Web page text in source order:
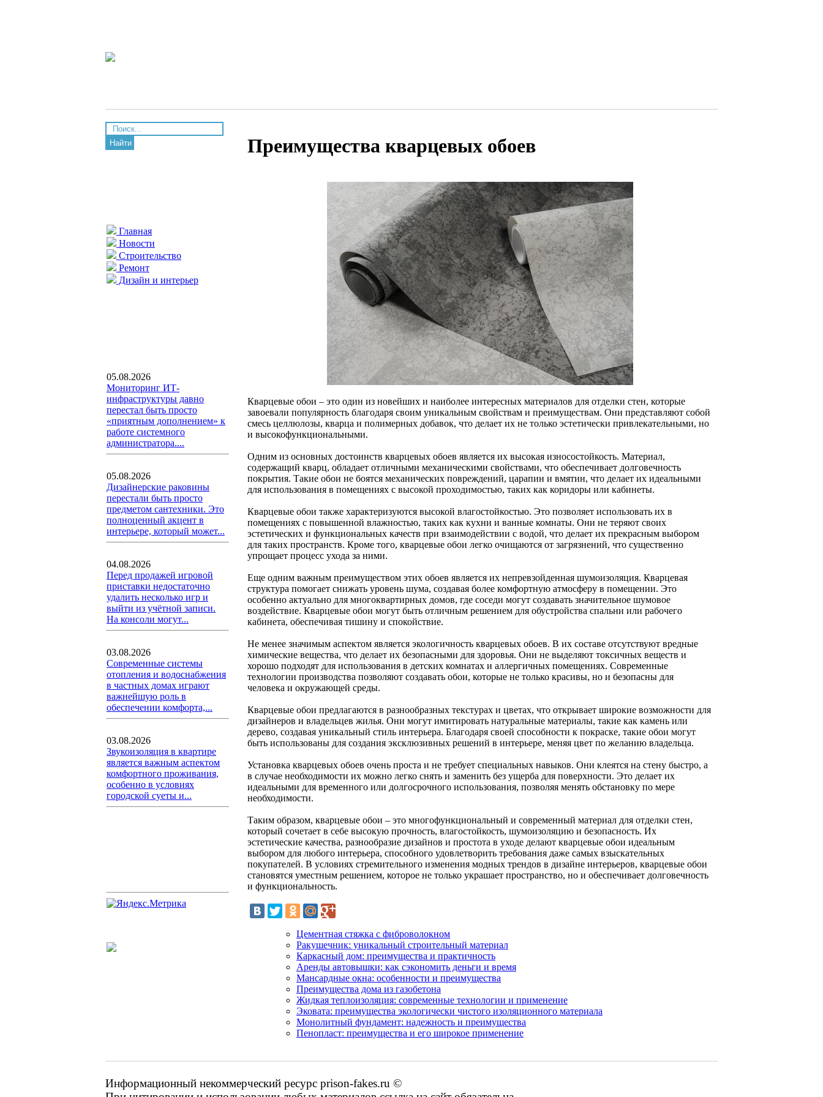
Найти
Главная
Новости
Строительство
Ремонт
Дизайн и интерьер
05.08.2026
Мониторинг ИТ-
инфраструктуры давно
перестал быть просто
«приятным дополнением» к
работе системного
администратора....
05.08.2026
Дизайнерские раковины
перестали быть просто
предметом сантехники. Это
полноценный акцент в
интерьере, который может...
04.08.2026
Перед продажей игровой
приставки недостаточно
удалить несколько игр и
выйти из учётной записи.
На консоли могут...
03.08.2026
Современные системы
отопления и водоснабжения
в частных домах играют
важнейшую роль в
обеспечении комфорта,...
03.08.2026
Звукоизоляция в квартире
является важным аспектом
комфортного проживания,
особенно в условиях
городской суеты и...
Преимущества кварцевых обоев
Кварцевые обои – это один из новейших и наиболее интересных материалов для отделки стен, которые
завоевали популярность благодаря своим уникальным свойствам и преимуществам. Они представляют собой
смесь целлюлозы, кварца и полимерных добавок, что делает их не только эстетически привлекательными, но
и высокофункциональными.
Одним из основных достоинств кварцевых обоев является их высокая износостойкость. Материал,
содержащий кварц, обладает отличными механическими свойствами, что обеспечивает долговечность
покрытия. Такие обои не боятся механических повреждений, царапин и вмятин, что делает их идеальными
для использования в помещениях с высокой проходимостью, таких как коридоры или кабинеты.
Кварцевые обои также характеризуются высокой влагостойкостью. Это позволяет использовать их в
помещениях с повышенной влажностью, таких как кухни и ванные комнаты. Они не теряют своих
эстетических и функциональных качеств при взаимодействии с водой, что делает их прекрасным выбором
для таких пространств. Кроме того, кварцевые обои легко очищаются от загрязнений, что существенно
упрощает процесс ухода за ними.
Еще одним важным преимуществом этих обоев является их непревзойденная шумоизоляция. Кварцевая
структура помогает снижать уровень шума, создавая более комфортную атмосферу в помещении. Это
особенно актуально для многоквартирных домов, где соседи могут создавать значительное шумовое
воздействие. Кварцевые обои могут быть отличным решением для обустройства спальни или рабочего
кабинета, обеспечивая тишину и спокойствие.
Не менее значимым аспектом является экологичность кварцевых обоев. В их составе отсутствуют вредные
химические вещества, что делает их безопасными для здоровья. Они не выделяют токсичных веществ и
хорошо подходят для использования в детских комнатах и аллергичных помещениях. Современные
технологии производства позволяют создавать обои, которые не только красивы, но и безопасны для
человека и окружающей среды.
Кварцевые обои предлагаются в разнообразных текстурах и цветах, что открывает широкие возможности для
дизайнеров и владельцев жилья. Они могут имитировать натуральные материалы, такие как камень или
дерево, создавая уникальный стиль интерьера. Благодаря своей способности к покраске, такие обои могут
быть использованы для создания эксклюзивных решений в интерьере, меняя цвет по желанию владельца.
Установка кварцевых обоев очень проста и не требует специальных навыков. Они клеятся на стену быстро, а
в случае необходимости их можно легко снять и заменить без ущерба для поверхности. Это делает их
идеальными для временного или долгосрочного использования, позволяя менять обстановку по мере
необходимости.
Таким образом, кварцевые обои – это многофункциональный и современный материал для отделки стен,
который сочетает в себе высокую прочность, влагостойкость, шумоизоляцию и безопасность. Их
эстетические качества, разнообразие дизайнов и простота в уходе делают кварцевые обои идеальным
выбором для любого интерьера, способного удовлетворить требования даже самых взыскательных
покупателей. В условиях стремительного изменения модных трендов в дизайне интерьеров, кварцевые обои
становятся уместным решением, которое не только украшает пространство, но и обеспечивает долговечность
и функциональность.
Цементная стяжка с фиброволокном
Ракушечник: уникальный строительный материал
Каркасный дом: преимущества и практичность
Аренды автовышки: как сэкономить деньги и время
Мансардные окна: особенности и преимущества
Преимущества дома из газобетона
Жидкая теплоизоляция: современные технологии и применение
Эковата: преимущества экологически чистого изоляционного материала
Монолитный фундамент: надежность и преимущества
Пенопласт: преимущества и его широкое применение
Информационный некоммерческий ресурс prison-fakes.ru ©